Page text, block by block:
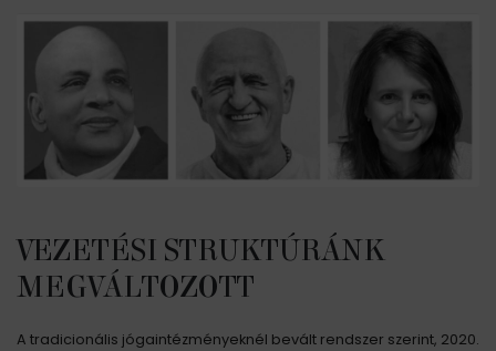
VEZETÉSI STRUKTÚRÁNK
MEGVÁLTOZOTT
A tradicionális jógaintézményeknél bevált rendszer szerint, 2020.